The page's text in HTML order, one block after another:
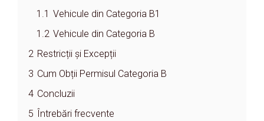
1.1 Vehicule din Categoria B1
1.2 Vehicule din Categoria B
2 Restricții și Excepții
3 Cum Obții Permisul Categoria B
4 Concluzii
5 Întrebări frecvente